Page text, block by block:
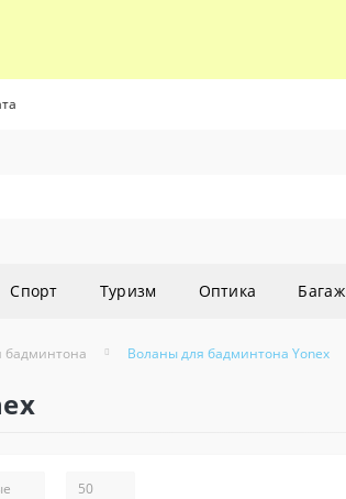
Спорт Туризм Оптика Багаж
бадминтона Воланы для бадминтона Yonex